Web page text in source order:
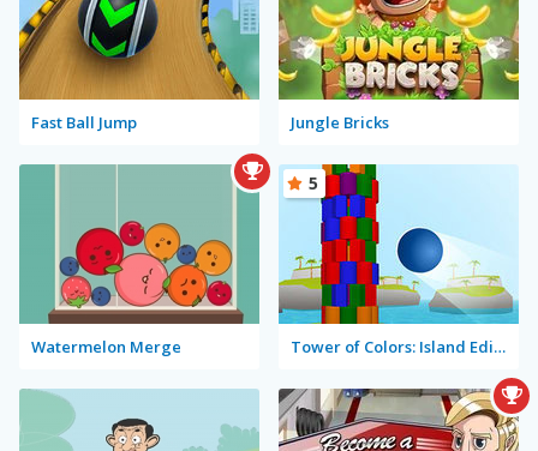
Fast Ball Jump Jungle Bricks
Watermelon Merge Tower of Colors: Island Edition
5